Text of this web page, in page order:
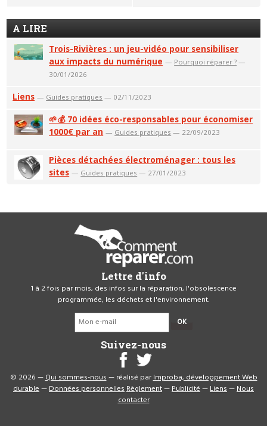
A LIRE
Trois-Rivières : un jeu-vidéo pour sensibiliser
aux impacts du numérique — Pourquoi réparer ? —
30/01/2026
Liens — Guides pratiques — 02/11/2023
🌱💰 70 idées éco-responsables pour économiser
1000€ par an — Guides pratiques — 22/09/2023
Pièces détachées électroménager : tous les
sites — Guides pratiques — 27/01/2023
Lettre d'info
1 à 2 fois par mois, des infos sur la réparation, l'obsolescence
programmée, les déchets et l'environnement.
OK
Suivez-nous
© 2026 —Qui sommes-nous— réalisé parImproba, développement Web
durable—Données personnellesRèglement—Publicité—Liens—Nous
contacter